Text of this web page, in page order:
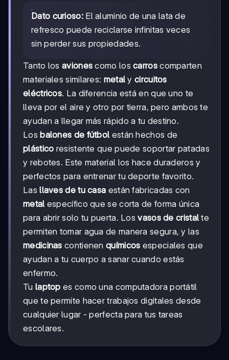
Dato curioso:El aluminio de una lata de
refresco puede reciclarse infinitas veces
sin perder sus propiedades.
Tanto los aviones como loscarroscomparten
materiales similares: metal ycircuitos
eléctricos. La diferencia está en que uno te
lleva por el aire y otro por tierra, pero ambos te
ayudan a llegar más rápido a tu destino.
Los balones de fútbol están hechos de
plástico resistente que puede soportar patadas
y rebotes. Este material los hace duraderos y
perfectos para entrenar tu deporte favorito.
Lasllaves de tu casa están fabricadas con
metal específico que se corta de forma única
para abrir solo tu puerta. Losvasos de cristal te
permiten tomar agua de manera segura, y las
medicinas contienenquímicos especiales que
ayudan a tu cuerpo a sanar cuando estás
enfermo.
Tu laptop es como una computadora portátil
que te permite hacer trabajos digitales desde
cualquier lugar - perfecta para tus tareas
escolares.